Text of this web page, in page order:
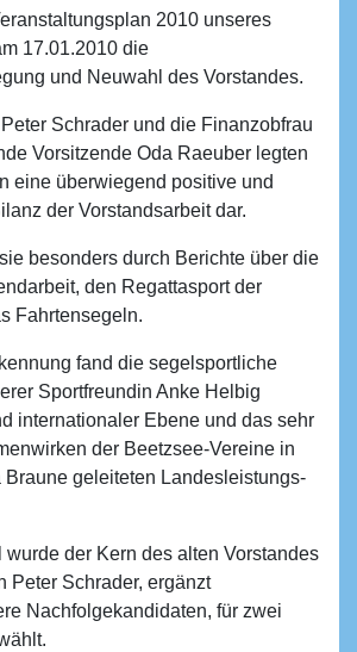
2010 unseres
17.01.2010 die
und Neuwahl des Vorstandes.
Schrader und die Finanzobfrau
Vorsitzende Oda Raeuber legten
eine überwiegend positive und
der Vorstandsarbeit dar.
besonders durch Berichte über die
den Regattasport der
Fahrtensegeln.
fand die segelsportliche
Sportfreundin Anke Helbig
internationaler Ebene und das sehr
der Beetzsee-Vereine in
Braune geleiteten Landesleistungs-
wurde der Kern des alten Vorstandes
Peter Schrader, ergänzt
Nachfolgekandidaten, für zwei